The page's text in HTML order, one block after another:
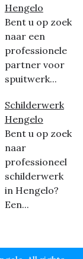
Hengelo
Bent u op zoek
naar een
professionele
partner voor
spuitwerk...
Schilderwerk
Hengelo
Bent u op zoek
naar
professioneel
schilderwerk
in Hengelo?
Een...